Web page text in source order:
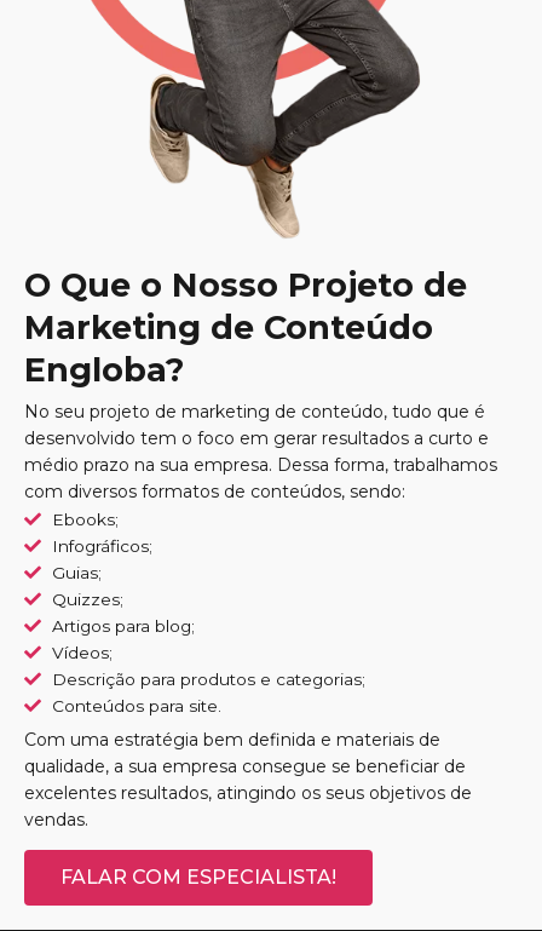
O Que o Nosso Projeto de
Marketing de Conteúdo
Engloba?
No seu projeto de marketing de conteúdo, tudo que é
desenvolvido tem o foco em gerar resultados a curto e
médio prazo na sua empresa. Dessa forma, trabalhamos
com diversos formatos de conteúdos, sendo:
Ebooks;
Infográficos;
Guias;
Quizzes;
Artigos para blog;
Vídeos;
Descrição para produtos e categorias;
Conteúdos para site.
Com uma estratégia bem definida e materiais de
qualidade, a sua empresa consegue se beneficiar de
excelentes resultados, atingindo os seus objetivos de
vendas.
FALAR COM ESPECIALISTA!